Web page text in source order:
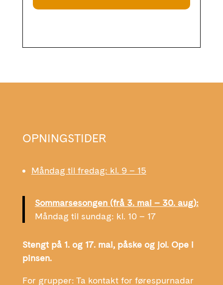
OPNINGSTIDER
Måndag til fredag: kl. 9 – 15
Sommarsesongen (frå 3. mai – 30. aug):
Måndag til sundag: kl. 10 – 17
Stengt på 1. og 17. mai, påske og jol. Ope i
pinsen.
For grupper: Ta kontakt for førespurnadar